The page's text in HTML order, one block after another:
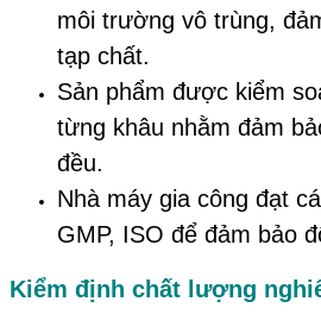
môi trường vô trùng,
tạp chất.
Sản phẩm được kiểm
từng khâu nhằm đảm
đều.
Nhà máy gia công đạt
GMP, ISO để đảm bảo
Kiểm định chất lượng